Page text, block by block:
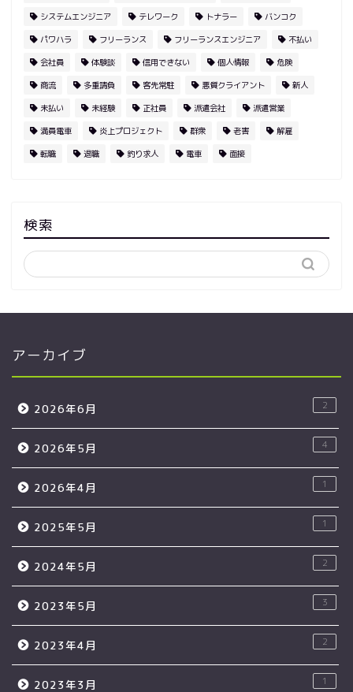
システムエンジニア テレワーク トナラー バンコク
パワハラ フリーランス フリーランスエンジニア 不払い
会社員 体験談 信用できない 個人情報 危険
商流 多重請負 客先常駐 悪質クライアント 新人
未払い 未経験 正社員 派遣会社 派遣営業
満員電車 炎上プロジェクト 群衆 老害 解雇
転職 退職 釣り求人 電車 面接
検索
アーカイブ
2026年6月 2
2026年5月 4
2026年4月 1
2025年5月 1
2024年5月 2
2023年5月 3
2023年4月 2
2023年3月 1